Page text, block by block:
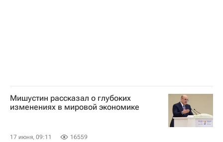
Мишустин рассказал о глубоких
изменениях в мировой экономике
17 июня, 09:11 16559